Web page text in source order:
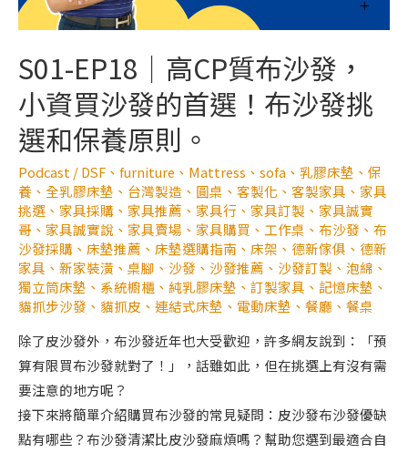
S01-EP18｜高CP質布沙發，
小資買沙發的首選！布沙發挑
選和保養原則。
Podcast /DSF 、 furniture 、 Mattress 、 sofa 、 乳膠床墊 、 保
養 、 全乳膠床墊 、 台灣製造 、 圓桌 、 客製化 、 客製家具 、 家具
挑選 、 家具採購 、 家具推薦 、 家具行 、 家具訂製 、 家具誠實
哥 、 家具誠實說 、 家具賣場 、 家具購買 、 工作桌 、 布沙發 、 布
沙發採購 、 床墊推薦 、 床墊選購指南 、 床架 、 德新傢俱 、 德新
家具 、 新家裝潢 、 桌腳 、 沙發 、 沙發推薦 、 沙發訂製 、 泡綿 、
獨立筒床墊 、 系統櫥櫃 、 純乳膠床墊 、 訂製家具 、 記憶床墊 、
貓抓步沙發 、 貓抓皮 、 連結式床墊 、 電動床墊 、 餐廳 、 餐桌
除了皮沙發外，布沙發近年也大受歡迎，許多網友說到：「預
算有限買布沙發就對了！」，話雖如此，但在挑選上有沒有需
要注意的地方呢？
接下來將簡單介紹購買布沙發的常見疑問：皮沙發布沙發優缺
點有哪些？布沙發清潔比皮沙發麻煩嗎？幫助您選到最適合自